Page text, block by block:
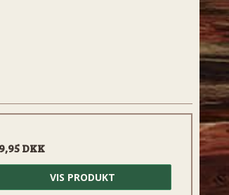
DKK
VIS PRODUKT